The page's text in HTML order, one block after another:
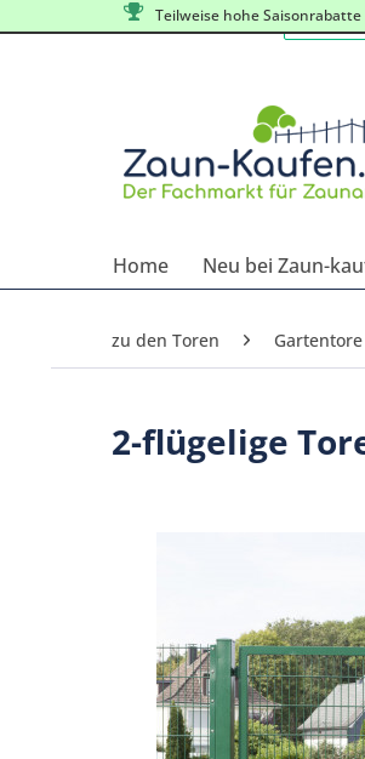
Teilweise hohe Saisonrabatte
Home Neu bei Zaun-
zu den Toren
2-flügelige